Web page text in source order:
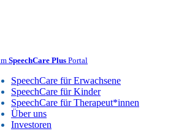
SpeechCare Plus Portal
SpeechCare für Erwachsene
SpeechCare für Kinder
SpeechCare für Therapeut*innen
Über uns
Investoren